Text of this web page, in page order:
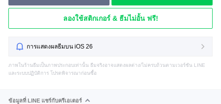
ลองใช้สติกเกอร์ & ธีมไม่อั้น ฟรี!
การแสดงผลธีมบน iOS 26
ภาพในร้านธีมเป็นภาพประกอบเท่านั้น ธีมจริงอาจแสดงผลต่าง/ไม่ครบถ้วนตามเวอร์ชัน LINE
และระบบปฏิบัติการ โปรดพิจารณาก่อนซื้อ
ข้อมูลที่ LINE แชร์กับครีเอเตอร์